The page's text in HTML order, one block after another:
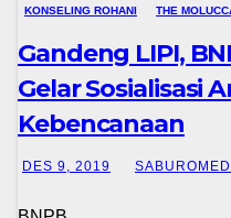
KONSELING ROHANI THE
Gandeng LIPI,
Gelar Sosialisasi
Kebencanaan
DES 9, 2019